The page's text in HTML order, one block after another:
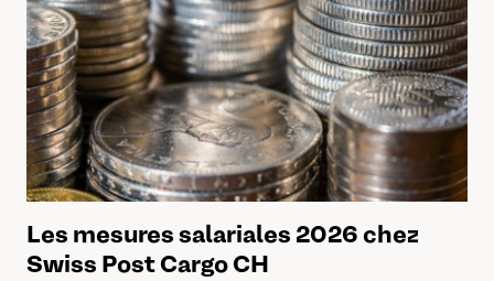
Les mesures salariales 2026 chez
Swiss Post Cargo CH